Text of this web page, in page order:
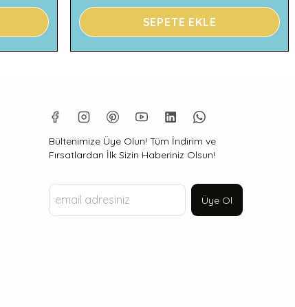
SEPETE EKLE
Bültenimize Üye Olun! Tüm İndirim ve
Fırsatlardan İlk Sizin Haberiniz Olsun!
Üye Ol